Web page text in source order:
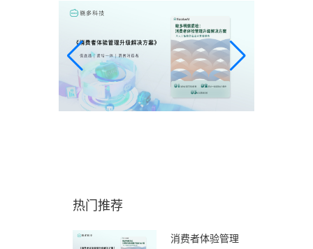
热门推荐
消费者体验管理